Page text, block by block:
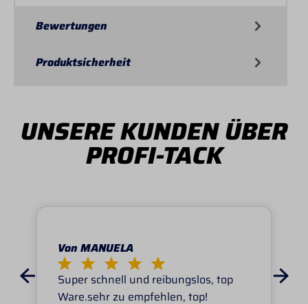
Bewertungen
Produktsicherheit
UNSERE KUNDEN ÜBER
PROFI-TACK
Von MANUELA
Super schnell und reibungslos, top
Ware.sehr zu empfehlen, top!